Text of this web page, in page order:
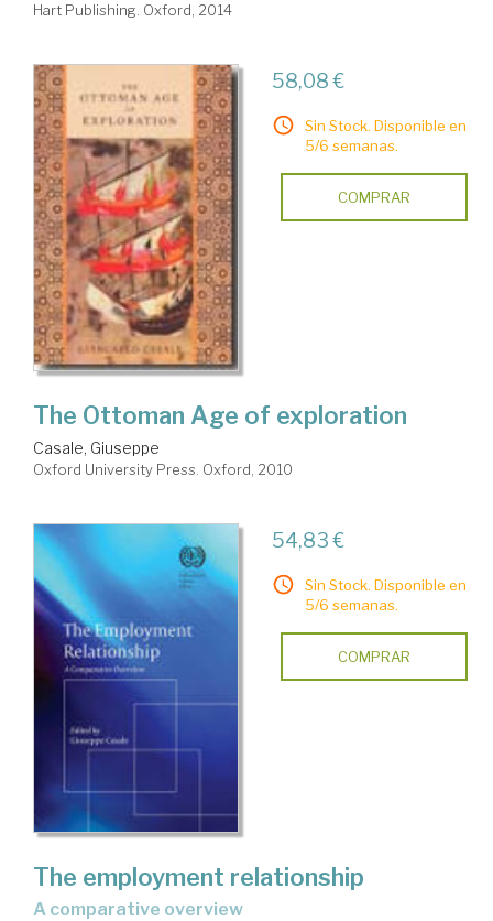
Hart Publishing. Oxford, 2014
58,08 €
Sin Stock. Disponible en
5/6 semanas.
COMPRAR
The Ottoman Age of exploration
Casale, Giuseppe
Oxford University Press. Oxford, 2010
54,83 €
Sin Stock. Disponible en
5/6 semanas.
COMPRAR
The employment relationship
a comparative overview